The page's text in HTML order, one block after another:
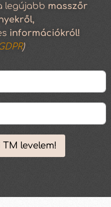
legújabb masszőr
információkról!
)
levelem!